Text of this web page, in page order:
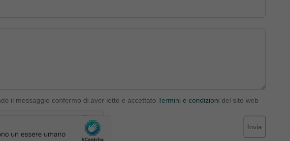
il messaggio confermo di aver letto e accettato Termini e condizioni del sito web
Invia